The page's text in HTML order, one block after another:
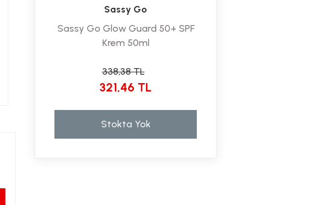
Sassy Go
Sassy Go Glow Guard 50+ SPF
Krem 50ml
338,38 TL
321,46 TL
Stokta Yok